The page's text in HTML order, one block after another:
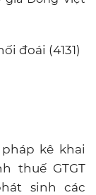
đoái (4131)
kê khai
thuế GTGT
sinh các